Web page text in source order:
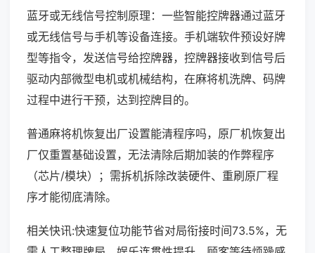
蓝牙或无线信号控制原理：一些智能控牌器通过蓝牙
或无线信号与手机等设备连接。手机端软件预设好牌
型等指令，发送信号给控牌器，控牌器接收到信号后
驱动内部微型电机或机械结构，在麻将机洗牌、码牌
过程中进行干预，达到控牌目的。
普通麻将机恢复出厂设置能清程序吗，原厂机恢复出
厂仅重置基础设置，无法清除后期加装的作弊程序
（芯片/模块）；需拆机拆除改装硬件、重刷原厂程
序才能彻底清除。
相关快讯:快速复位功能节省对局衔接时间73.5%，无